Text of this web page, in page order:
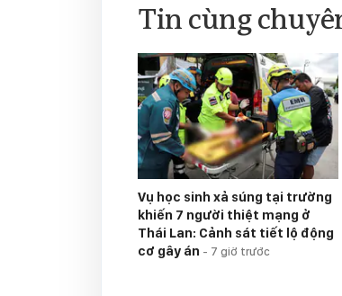
Tin cùng
Vụ học sinh xả súng tại trường
khiến 7 người thiệt mạng ở
Thái Lan: Cảnh sát tiết lộ động
cơ gây án - 7 giờ trước